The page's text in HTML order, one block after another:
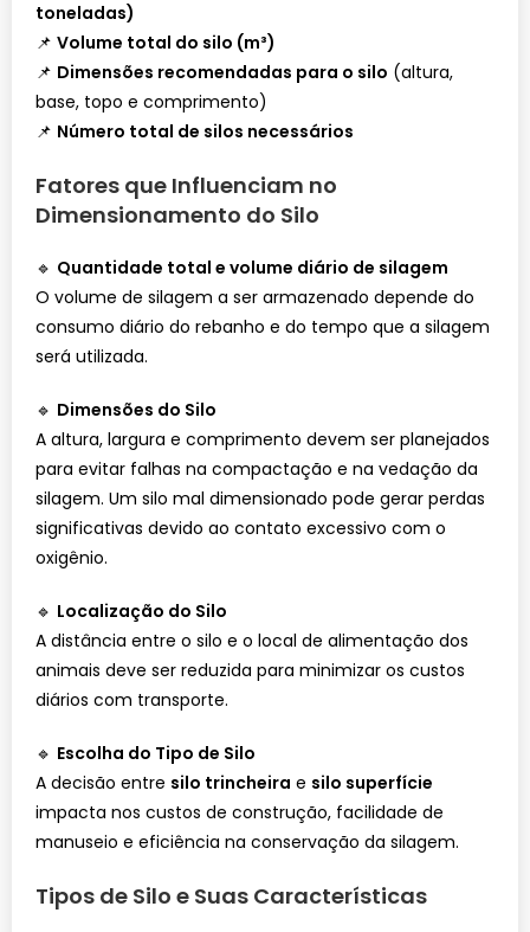
toneladas)
📌 Volume total do silo (m³)
📌 Dimensões recomendadas para o silo (altura,
base, topo e comprimento)
📌 Número total de silos necessários
Fatores que Influenciam no
Dimensionamento do Silo
🔹 Quantidade total e volume diário de silagem
O volume de silagem a ser armazenado depende do
consumo diário do rebanho e do tempo que a silagem
será utilizada.
🔹 Dimensões do Silo
A altura, largura e comprimento devem ser planejados
para evitar falhas na compactação e na vedação da
silagem. Um silo mal dimensionado pode gerar perdas
significativas devido ao contato excessivo com o
oxigênio.
🔹 Localização do Silo
A distância entre o silo e o local de alimentação dos
animais deve ser reduzida para minimizar os custos
diários com transporte.
🔹 Escolha do Tipo de Silo
A decisão entre silo trincheira e silo superfície
impacta nos custos de construção, facilidade de
manuseio e eficiência na conservação da silagem.
Tipos de Silo e Suas Características